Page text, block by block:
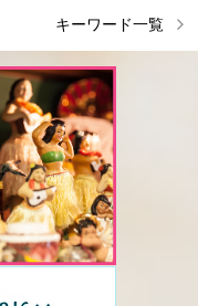
キーワード一覧